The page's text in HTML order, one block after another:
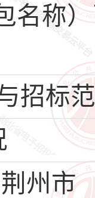
名称
招标
州市